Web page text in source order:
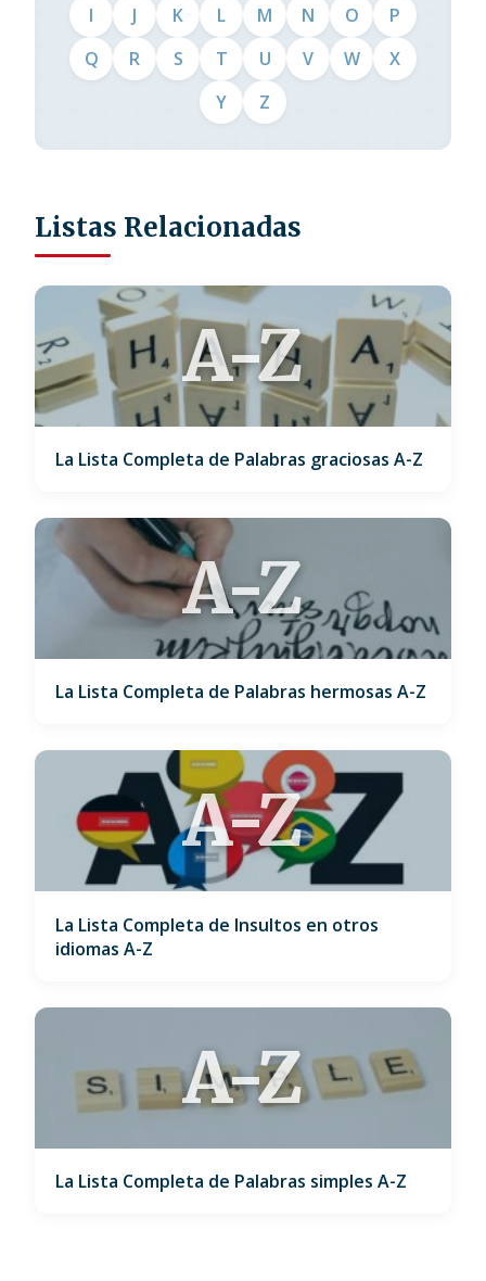
I
J K L M N O
P
Q
R S T U V W
X
Y
Z
Listas Relacionadas
A-Z
La Lista Completa de Palabras graciosas A-Z
A-Z
La Lista Completa de Palabras hermosas A-Z
A-Z
La Lista Completa de Insultos en otros
idiomas A-Z
A-Z
La Lista Completa de Palabras simples A-Z